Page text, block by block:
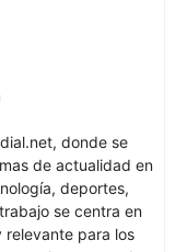
donde se
de actualidad en
deportes,
se centra en
relevante para los